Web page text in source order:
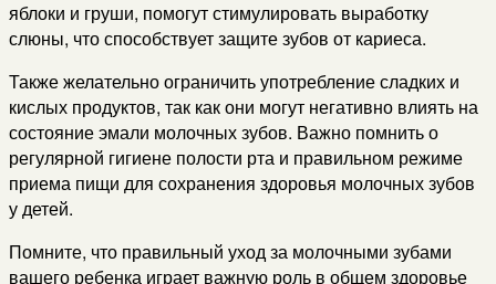
яблоки и груши, помогут стимулировать выработку
слюны, что способствует защите зубов от кариеса.
Также желательно ограничить употребление сладких и
кислых продуктов, так как они могут негативно влиять на
состояние эмали молочных зубов. Важно помнить о
регулярной гигиене полости рта и правильном режиме
приема пищи для сохранения здоровья молочных зубов
у детей.
Помните, что правильный уход за молочными зубами
вашего ребенка играет важную роль в общем здоровье